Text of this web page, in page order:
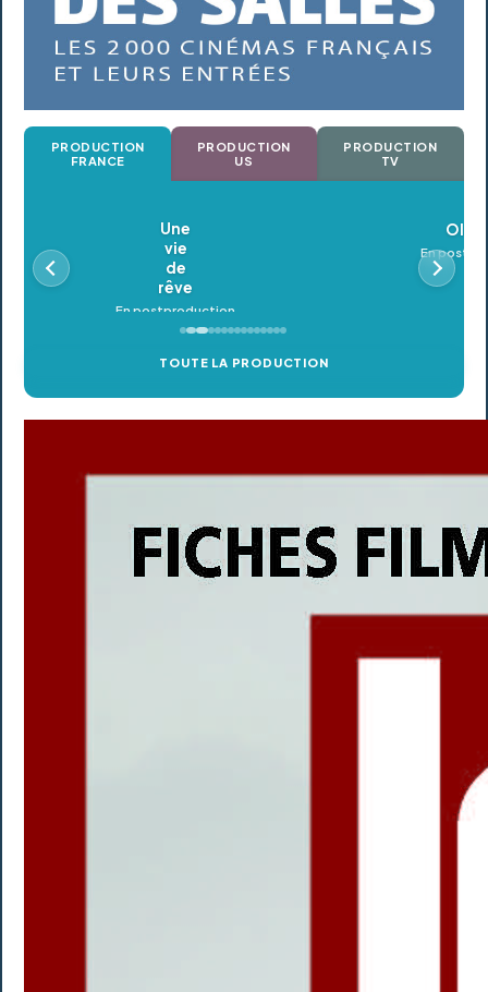
PRODUCTION
FRANCE
PRODUCTION
US
PRODUCTION
TV
Oldeupe
En postproduction
TOUTE LA PRODUCTION